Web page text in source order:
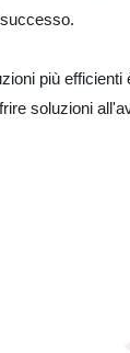
più efficienti
soluzioni